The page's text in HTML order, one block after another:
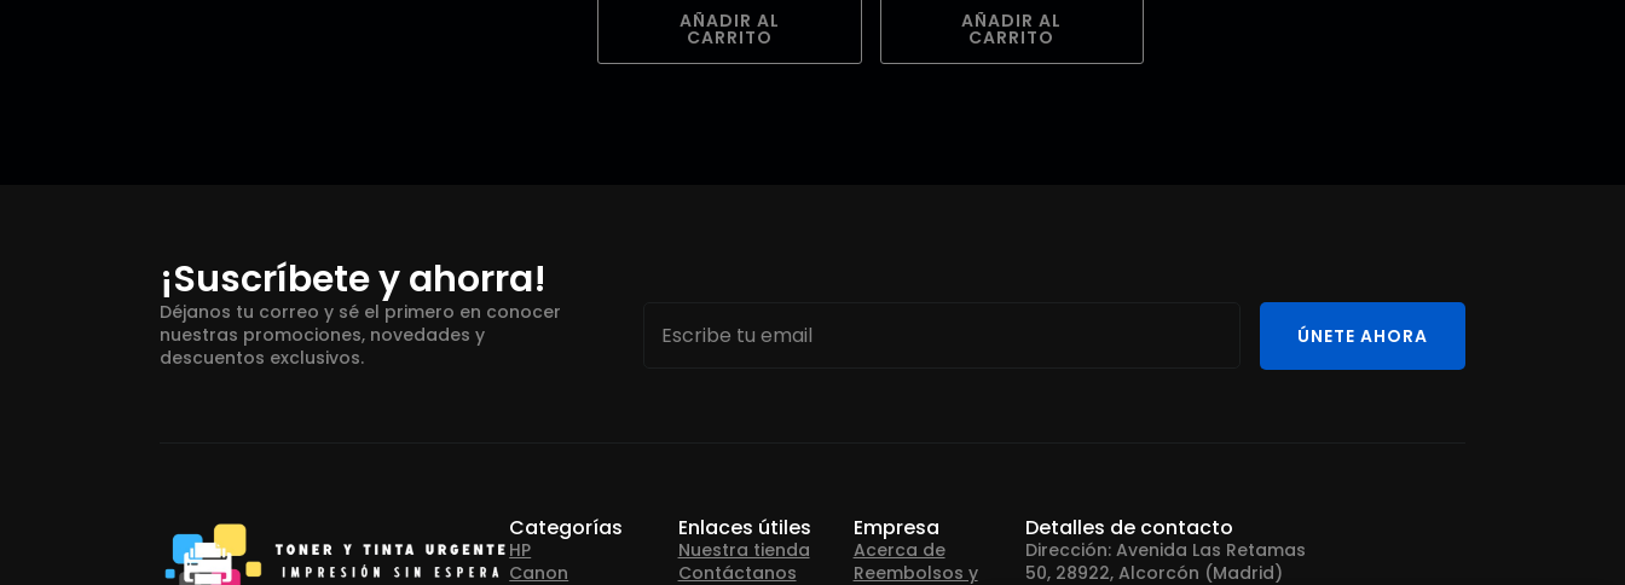
AÑADIR AL
CARRITO
AÑADIR AL
CARRITO
¡Suscríbete y ahorra!
Déjanos tu correo y sé el primero en conocer
nuestras promociones, novedades y
descuentos exclusivos.
ÚNETE AHORA
Categorías
HP
Canon
Enlaces útiles
Nuestra tienda
Contáctanos
Empresa
Acerca de
Reembolsos y
Detalles de contacto
Dirección: Avenida Las Retamas
50, 28922, Alcorcón (Madrid)